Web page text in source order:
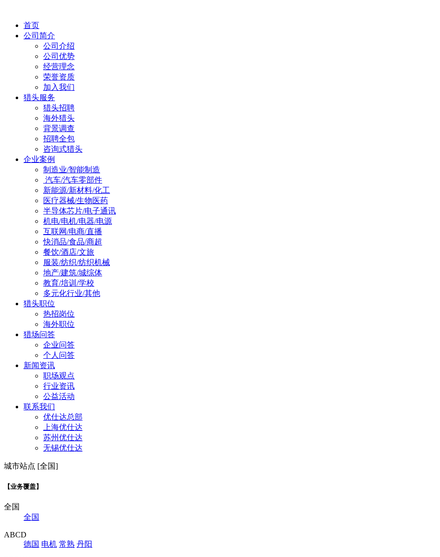
首页
公司简介
公司介绍
公司优势
经营理念
荣誉资质
加入我们
猎头服务
猎头招聘
海外猎头
背景调查
招聘全包
咨询式猎头
企业案例
制造业/智能制造
汽车/汽车零部件
新能源/新材料/化工
医疗器械/生物医药
半导体芯片/电子通讯
机电/电机/电器/电源
互联网/电商/直播
快消品/食品/商超
餐饮/酒店/文旅
服装/纺织/纺织机械
地产/建筑/城综体
教育/培训/学校
多元化行业/其他
猎头职位
热招岗位
海外职位
猎场问答
企业问答
个人问答
新闻资讯
职场观点
行业资讯
公益活动
联系我们
优仕达总部
上海优仕达
苏州优仕达
无锡优仕达
城市站点 [全国]
【业务覆盖】
全国
全国
ABCD
德国 电机 常熟 丹阳